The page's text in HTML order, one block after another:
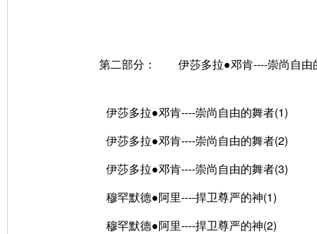
第二部分： 伊莎多拉●邓肯----崇尚自由
伊莎多拉●邓肯----崇尚自由的舞者(1)
伊莎多拉●邓肯----崇尚自由的舞者(2)
伊莎多拉●邓肯----崇尚自由的舞者(3)
穆罕默德●阿里----捍卫尊严的神(1)
穆罕默德●阿里----捍卫尊严的神(2)